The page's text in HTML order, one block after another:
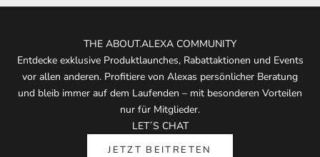
THE ABOUT.ALEXA COMMUNITY
Entdecke exklusive Produktlaunches, Rabattaktionen und Events
vor allen anderen. Profitiere von Alexas persönlicher Beratung
und bleib immer auf dem Laufenden – mit besonderen Vorteilen
nur für Mitglieder.
LET´S CHAT
JETZT BEITRETEN